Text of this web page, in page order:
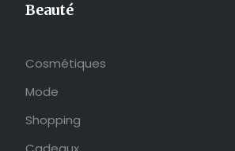
Beauté
Cosmétiques
Mode
Shopping